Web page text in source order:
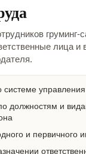
груминг-
лица и
системе
должностям и
и первичного